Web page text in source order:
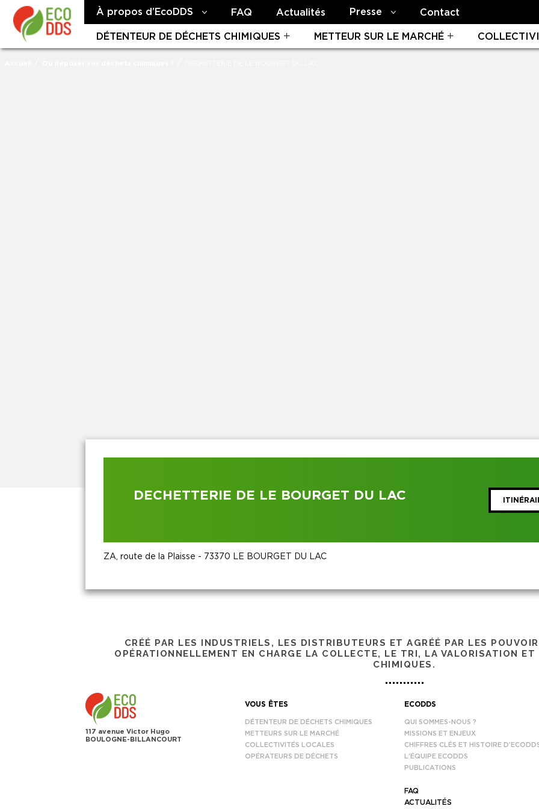
À propos d’EcoDDS FAQ Actualités Presse Contact
DÉTENTEUR DE DÉCHETS CHIMIQUES METTEUR SUR LE MARCHÉ
DECHETTERIE DE LE BOURGET DU LAC
ZA, route de la Plaisse - 73370 LE BOURGET DU LAC
CRÉÉ PAR LES INDUSTRIELS, LES DISTRIBUTEURS ET AGRÉÉ PAR LES
OPÉRATIONNELLEMENT EN CHARGE LA COLLECTE, LE TRI, LA VALORISATION ET
CHIMIQUES.
117 avenue Victor Hugo
BOULOGNE-BILLANCOURT
VOUS ÊTES
DÉTENTEUR DE DÉCHETS CHIMIQUES
METTEURS SUR LE MARCHÉ
COLLECTIVITÉS LOCALES
OPÉRATEURS DE DÉCHETS
ECODDS
QUI SOMMES-NOUS ?
MISSIONS ET ENJEUX
CHIFFRES CLÉS ET HISTOIRE
L’ÉQUIPE ECODDS
PUBLICATIONS
FAQ
ACTUALITÉS